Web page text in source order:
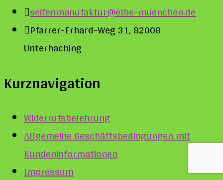
seifenmanufaktur@elbs-muenchen.de
Pfarrer-Erhard-Weg 31, 82008
Unterhaching
Kurznavigation
Widerrufsbelehrung
Allgemeine Geschäftsbedingungen mit
Kundeninformationen
Impressum